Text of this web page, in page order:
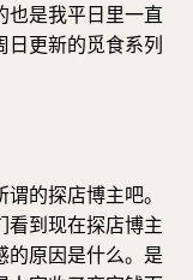
也是我平日里一直
日更新的觅食系列
的探店博主吧。
看到现在探店博主
的原因是什么。是